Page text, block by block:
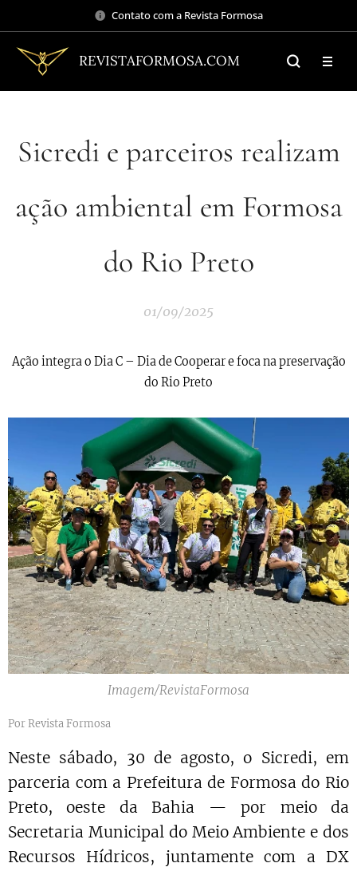
Contato com a Revista Formosa
REVISTAFORMOSA.COM
Sicredi e parceiros realizam
ação ambiental em Formosa
do Rio Preto
01/09/2025
Ação integra o Dia C – Dia de Cooperar e foca na preservação
do Rio Preto
Imagem/RevistaFormosa
Por Revista Formosa
Neste sábado, 30 de agosto, o Sicredi, em
parceria com a Prefeitura de Formosa do Rio
Preto, oeste da Bahia — por meio da
Secretaria Municipal do Meio Ambiente e dos
Recursos Hídricos, juntamente com a DX